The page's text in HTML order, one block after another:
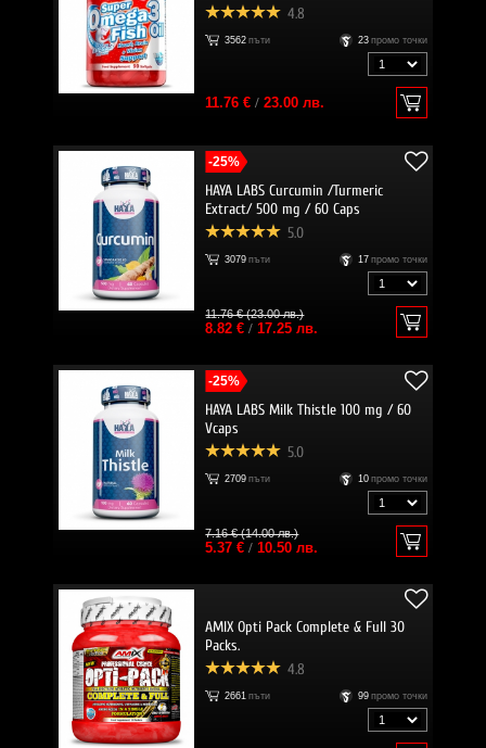
4.8
3562 пъти 23 промо точки
11.76 €/ 23.00 лв.
-25%
HAYA LABS Curcumin /Turmeric
Extract/ 500 mg / 60 Caps
5.0
3079 пъти 17 промо точки
11.76 € (23.00 лв.)
8.82 €/ 17.25 лв.
-25%
HAYA LABS Milk Thistle 100 mg / 60
Vcaps
5.0
2709 пъти 10 промо точки
7.16 € (14.00 лв.)
5.37 €/ 10.50 лв.
AMIX Opti Pack Complete & Full 30
Packs.
4.8
2661 пъти 99 промо точки